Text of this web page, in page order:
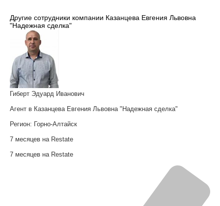
Другие сотрудники компании Казанцева Евгения Львовна
"Надежная сделка"
Гиберт Эдуард Иванович
Агент в Казанцева Евгения Львовна "Надежная сделка"
Регион: Горно-Алтайск
7 месяцев на Restate
7 месяцев на Restate